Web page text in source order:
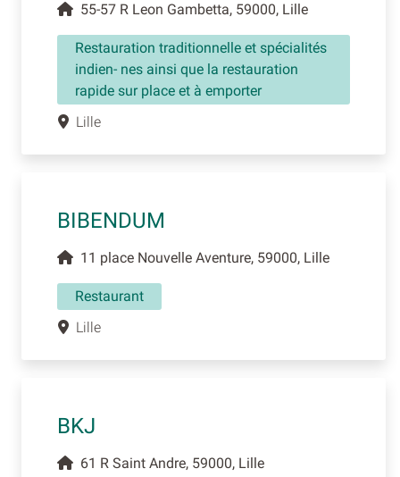
55-57 R Leon Gambetta, 59000, Lille
Restauration traditionnelle et spécialités
indien- nes ainsi que la restauration
rapide sur place et à emporter
Lille
BIBENDUM
11 place Nouvelle Aventure, 59000, Lille
Restaurant
Lille
BKJ
61 R Saint Andre, 59000, Lille